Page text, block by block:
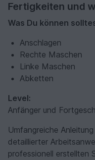
Fertigkeiten und
Was Du können
Anschlagen
Rechte Maschen
Linke Maschen
Abketten
Level:
Anfänger und
Umfangreiche
detaillierter
professionell erstellten